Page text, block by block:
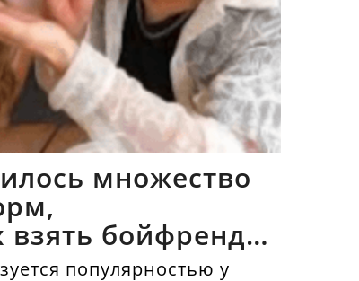
множество
бойфрендов
популярностью у